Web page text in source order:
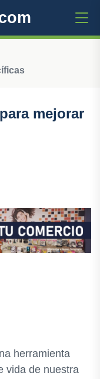
mejorar
herramienta
vida de nuestra